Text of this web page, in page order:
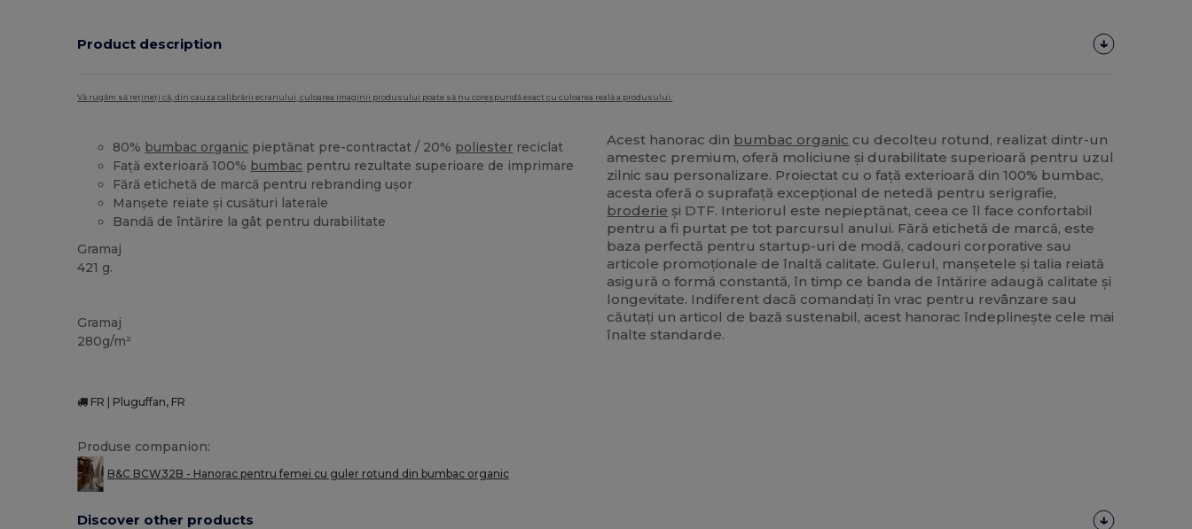
Product description
Vă rugăm să rețineți că, din cauza calibrării ecranului, culoarea imaginii produsului poate să nu corespundă exact cu culoarea reală a produsului.
80% bumbac organic pieptănat pre-contractat / 20% poliester reciclat
Față exterioară 100% bumbac pentru rezultate superioare de imprimare
Fără etichetă de marcă pentru rebranding ușor
Manșete reiate și cusături laterale
Bandă de întărire la gât pentru durabilitate
Gramaj
421 g.
Gramaj
280g/m²
Acest hanorac din bumbac organic cu decolteu rotund, realizat dintr-un
amestec premium, oferă moliciune și durabilitate superioară pentru uzul
zilnic sau personalizare. Proiectat cu o față exterioară din 100% bumbac,
acesta oferă o suprafață excepțional de netedă pentru serigrafie,
broderie și DTF. Interiorul este nepieptănat, ceea ce îl face confortabil
pentru a fi purtat pe tot parcursul anului. Fără etichetă de marcă, este
baza perfectă pentru startup-uri de modă, cadouri corporative sau
articole promoționale de înaltă calitate. Gulerul, manșetele și talia reiată
asigură o formă constantă, în timp ce banda de întărire adaugă calitate și
longevitate. Indiferent dacă comandați în vrac pentru revânzare sau
căutați un articol de bază sustenabil, acest hanorac îndeplinește cele mai
înalte standarde.
FR | Pluguffan, FR
Produse companion:
B&C BCW32B - Hanorac pentru femei cu guler rotund din bumbac organic
Discover other products